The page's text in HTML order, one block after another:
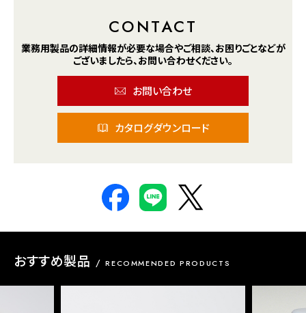
CONTACT
業務用製品の詳細情報が必要な場合やご相談、お困りごとなどが
ございましたら、お問い合わせください。
お問い合わせ
カタログダウンロード
おすすめ製品 RECOMMENDED PRODUCTS